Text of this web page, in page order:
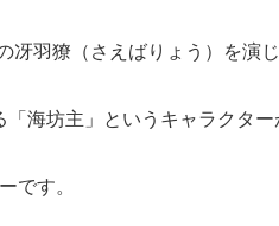
羽獠（さえばりょう）を演じ
海坊主」というキャラクター
です。